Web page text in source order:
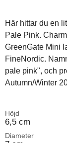
Här hittar du en
Pale Pink.
GreenGate Mini
FineNordic.
pale pink", och
Autumn/Winter
Höjd
6,5 cm
Diameter